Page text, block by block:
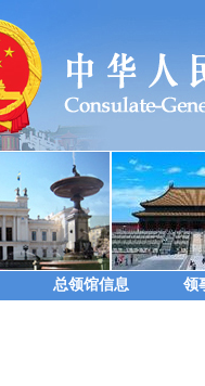
总领馆信息 领